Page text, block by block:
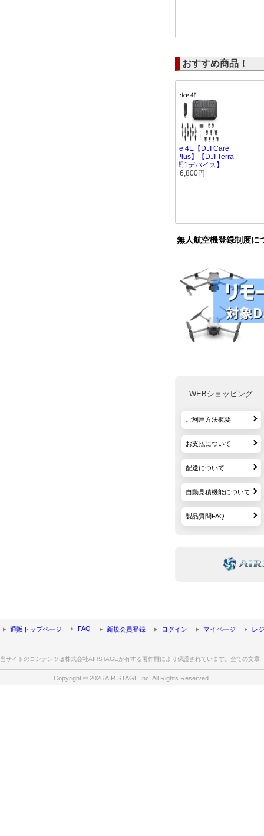
おすすめ商品！
無人航空機登録制度に
WEBショッピング
ご利用方法概要
お支払について
配送について
自動見積機能について
製品質問FAQ
通販トップページ FAQ 新規会員登録 ログイン マイページ レ
当サイトのコンテンツは株式会社AIRSTAGEが有する著作権により保護されています。全ての文
Copyright © 2026 AIR STAGE Inc. All Rights Reserved.